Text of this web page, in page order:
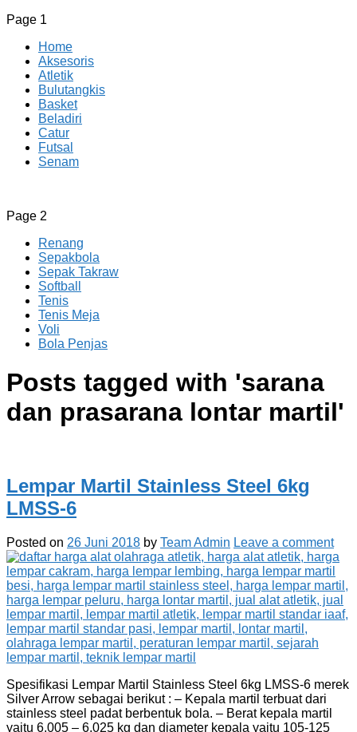
Page 1
Home
Aksesoris
Atletik
Bulutangkis
Basket
Beladiri
Catur
Futsal
Senam
CV JAYA BERSAMA Co Id
Menyediakan Semua Perlengkapan Olahraga Yang
Page 2
Renang
Sepakbola
Sepak Takraw
Softball
Tenis
Tenis Meja
Voli
Bola Penjas
Posts tagged with 'sarana
dan prasarana lontar martil'
Lempar Martil Stainless Steel 6kg
LMSS-6
Posted on 26 Juni 2018 by Team Admin Leave a comment
Spesifikasi Lempar Martil Stainless Steel 6kg LMSS-6 merek
Silver Arrow sebagai berikut : – Kepala martil terbuat dari
stainless steel padat berbentuk bola. – Berat kepala martil
yaitu 6,005 – 6,025 kg dan diameter kepala yaitu 105-125